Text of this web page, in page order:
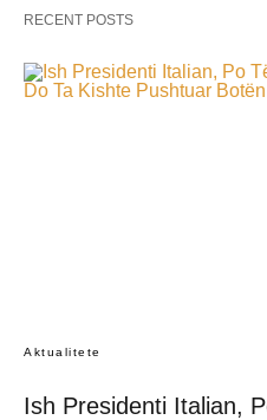
RECENT POSTS
Aktualitete
Ish Presidenti Italian,